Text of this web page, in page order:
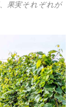
果実それぞれが